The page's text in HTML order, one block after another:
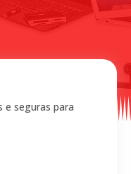
e seguras para